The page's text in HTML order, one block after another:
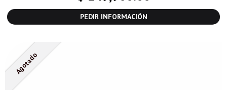
PEDIR INFORMACIÓN
Agotado